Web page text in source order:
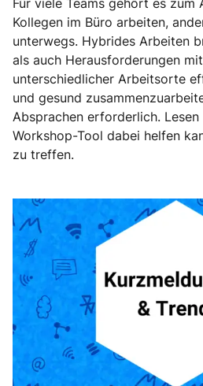
Für viele Teams gehört es zum
Kollegen im Büro arbeiten,
unterwegs. Hybrides Arbeiten
als auch Herausforderungen
unterschiedlicher Arbeitsorte
und gesund
Absprachen erforderlich. Lesen
Workshop-Tool dabei helfen
zu treffen.